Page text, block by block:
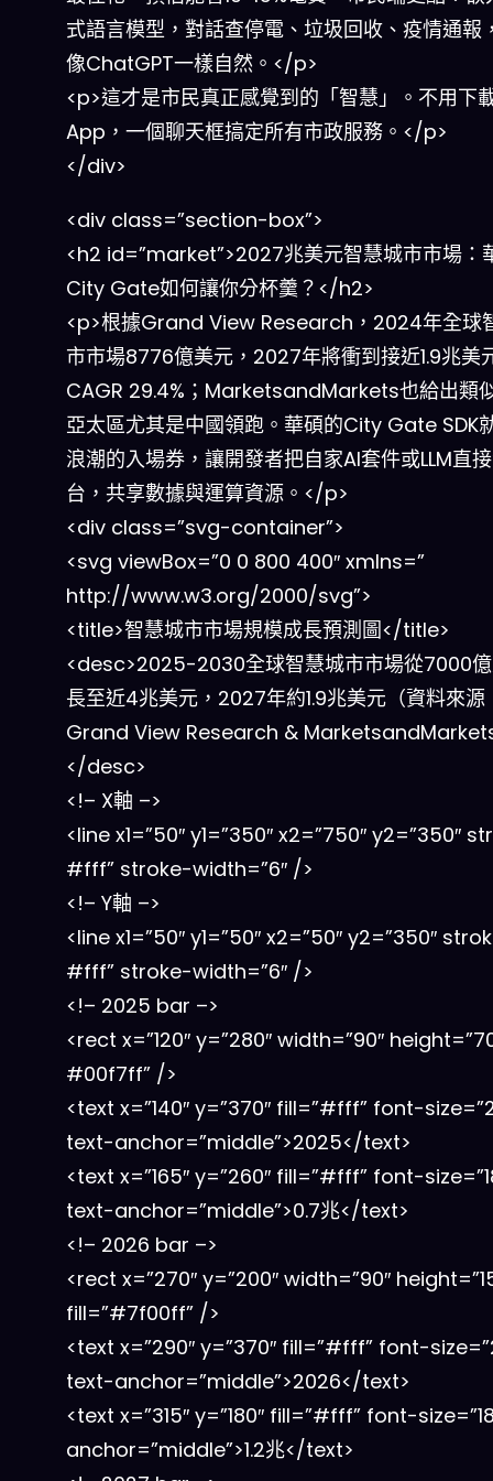
式語言模型，對話查停電、垃圾回收、疫情通報
像ChatGPT一樣自然。</p>
<p>這才是市民真正感覺到的「智慧」。不用下
App，一個聊天框搞定所有市政服務。</p>
</div>
<div class=”section-box”>
<h2 id=”market”>2027兆美元智慧城市市場：
City Gate如何讓你分杯羹？</h2>
<p>根據Grand View Research，2024年全球
市市場8776億美元，2027年將衝到接近1.9兆美
CAGR 29.4%；MarketsandMarkets也給出類
亞太區尤其是中國領跑。華碩的City Gate SDK
浪潮的入場券，讓開發者把自家AI套件或LLM直
台，共享數據與運算資源。</p>
<div class=”svg-container”>
<svg viewBox=”0 0 800 400″ xmlns=”
http://www.w3.org/2000/svg”>
<title>智慧城市市場規模成長預測圖</title>
<desc>2025-2030全球智慧城市市場從7000
長至近4兆美元，2027年約1.9兆美元（資料來源
Grand View Research &
</desc>
<!– X軸 –>
<line x1=”50″ y1=”350″ x2=”750″ y2=”350″
#fff” stroke-width=”6″ />
<!– Y軸 –>
<line x1=”50″ y1=”50″ x2=”50″ y2=”350″
#fff” stroke-width=”6″ />
<!– 2025 bar –>
<rect x=”120″ y=”280″ width=”90″
#00f7ff” />
<text x=”140″ y=”370″ fill=”#fff” font-
text-anchor=”middle”>2025</text>
<text x=”165″ y=”260″ fill=”#fff” font-
text-anchor=”middle”>0.7兆</text>
<!– 2026 bar –>
<rect x=”270″ y=”200″ width=”90″
fill=”#7f00ff” />
<text x=”290″ y=”370″ fill=”#fff” font-
text-anchor=”middle”>2026</text>
<text x=”315″ y=”180″ fill=”#fff” font-
anchor=”middle”>1.2兆</text>